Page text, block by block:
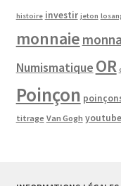
histoire investir jeton
monnaie
Numismatique OR
Poinçon
titrage Van Gogh youtube